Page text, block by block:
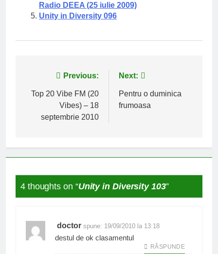
Radio DEEA (25 iulie 2009)
Unity in Diversity 096
Navigare
în
articole
Previous:
Top 20 Vibe FM (20
Vibes) – 18
septembrie 2010
Next:
Pentru o duminica
frumoasa
4 thoughts on “Unity in Diversity 103”
doctor spune: 19/09/2010 la 13:18
destul de ok clasamentul
RĂSPUNDE